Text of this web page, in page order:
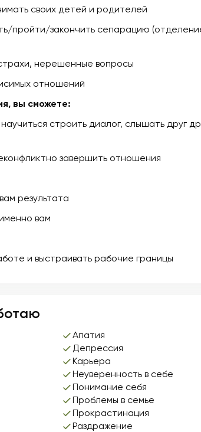
своих детей и родителей
пройти/закончить сепарацию
нерешенные вопросы
отношений
вы сможете:
строить диалог, слышать друг
завершить отношения
результата
вам
и выстраивать рабочие границы
Апатия
Депрессия
Карьера
Неуверенность в себе
Понимание себя
Проблемы в семье
Прокрастинация
Раздражение